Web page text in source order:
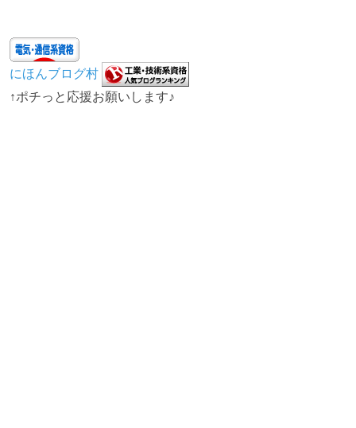
にほんブログ村
↑ポチっと応援お願いします♪